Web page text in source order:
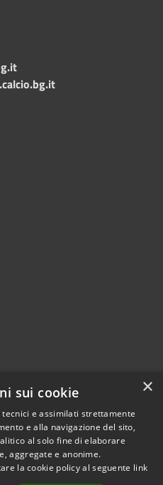
Copyright © 2026 • Comune di
Calcio • Powered by
Municipium•Accesso
×
sui cookie
e assimilati strettamente
e alla navigazione del sito,
al solo fine di elaborare
aggregate e anonime.
la cookie policy al seguente link